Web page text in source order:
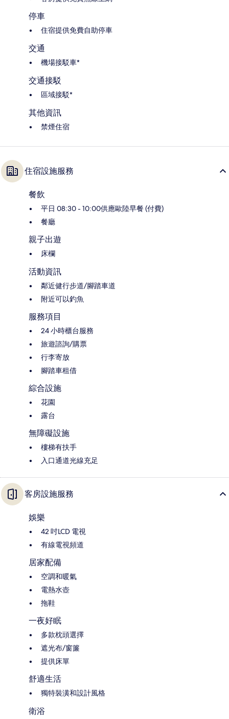
停車
住宿提供免費自助停車
交通
機場接駁車*
交通接駁
區域接駁*
其他資訊
禁煙住宿
住宿設施服務
餐飲
平日 08:30 - 10:00供應歐陸早餐 (付費)
餐廳
親子出遊
床欄
活動資訊
鄰近健行步道/腳踏車道
附近可以釣魚
服務項目
24 小時櫃台服務
旅遊諮詢/購票
行李寄放
腳踏車租借
綜合設施
花園
露台
無障礙設施
樓梯有扶手
入口通道光線充足
客房設施服務
娛樂
42 吋LCD 電視
有線電視頻道
居家配備
空調和暖氣
電熱水壺
拖鞋
一夜好眠
多款枕頭選擇
遮光布/窗簾
提供床單
舒適生活
獨特裝潢和設計風格
衛浴